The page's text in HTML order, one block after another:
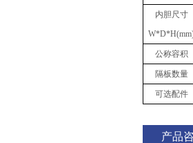
内胆尺寸
W*D*
公称容积
隔板数量
可选配件
产品